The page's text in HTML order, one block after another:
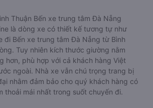
Thuận Bến xe trung tâm Đà Nẵng
là dòng xe có thiết kế tương tự như
đi Bến xe trung tâm Đà Nẵng từ Bình
Tuy nhiên kích thước giường nằm
hơn, phù hợp với cả khách hàng Việt
ngoài. Nhà xe vẫn chú trọng trang bị
nhằm đảm bảo cho quý khách hàng có
thoải mái nhất trong suốt chuyến đi.